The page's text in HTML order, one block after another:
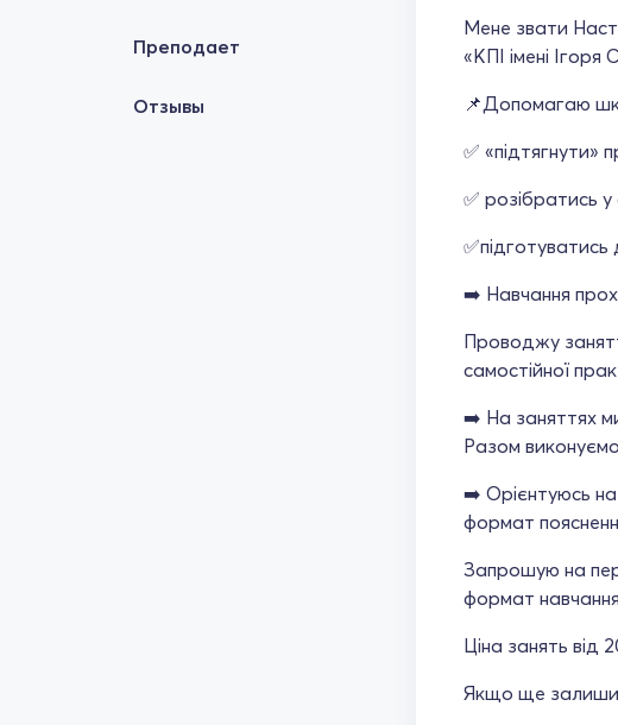
Преподает
Отзывы
Мене звати
«КПІ імені Ігоря
📌Допомагаю
✅ «підтягнути»
✅ розібратись
➡️ Навчання
Проводжу
самостійної
➡️ На заняттях
Разом
➡️ Орієнтуюсь на
формат
Запрошую на
формат
Ціна занять від
Якщо ще